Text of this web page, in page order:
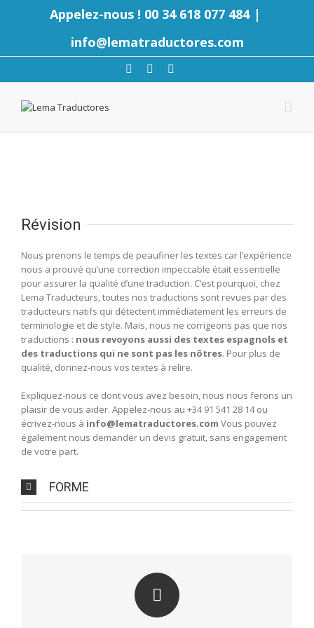
Appelez-nous ! 00 34 618 077 484 |
info@lematraductores.com
Révision
Nous prenons le temps de peaufiner les textes car l’expérience
nous a prouvé qu’une correction impeccable était essentielle
pour assurer la qualité d’une traduction. C’est pourquoi, chez
Lema Traducteurs, toutes nos traductions sont revues par des
traducteurs natifs qui détectent immédiatement les erreurs de
terminologie et de style. Mais, nous ne corrigeons pas que nos
traductions : nous revoyons aussi des textes espagnols et
des traductions qui ne sont pas les nôtres. Pour plus de
qualité, donnez-nous vos textes à relire.
Expliquez-nous ce dont vous avez besoin, nous nous ferons un
plaisir de vous aider. Appelez-nous au +34 91 541 28 14 ou
écrivez-nous à info@lematraductores.com Vous pouvez
également nous demander un devis gratuit, sans engagement
de votre part.
FORME
RELECTURE ET CORRECTION
Un document rédigé sans erreurs donne une meilleure
image de vous et vous positionne favorablement dans